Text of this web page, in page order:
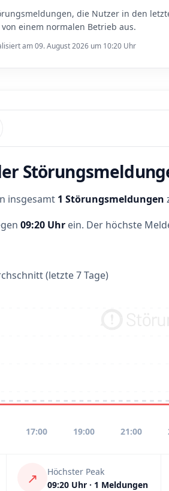
die Nutzer in den
einem normalen Betrieb aus.
am 09. August 2026 um 10:20 Uhr
insgesamt 1 Störungsmeldungen
09:20 Uhr ein. Der höchste
(letzte 7 Tage)
17:00 19:00 21:00
↗
Höchster Peak
09:20 Uhr · 1 Meldungen